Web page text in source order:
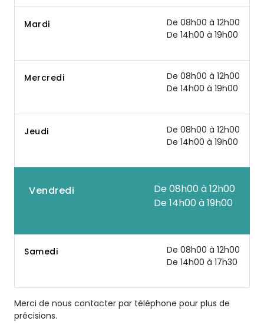
Mardi
De 08h00 à 12h00
De 14h00 à 19h00
Mercredi
De 08h00 à 12h00
De 14h00 à 19h00
Jeudi
De 08h00 à 12h00
De 14h00 à 19h00
Vendredi
De 08h00 à 12h00
De 14h00 à 19h00
Samedi
De 08h00 à 12h00
De 14h00 à 17h30
Merci de nous contacter par téléphone pour plus de
précisions.